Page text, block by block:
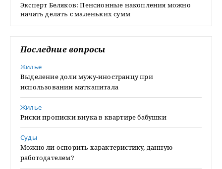
Эксперт Беляков: Пенсионные накопления можно
начать делать с маленьких сумм
Последние вопросы
Жилье
Выделение доли мужу-иностранцу при
использовании маткапитала
Жилье
Риски прописки внука в квартире бабушки
Суды
Можно ли оспорить характеристику, данную
работодателем?